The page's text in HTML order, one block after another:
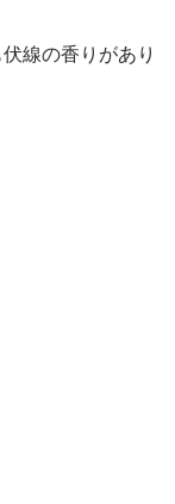
線の香りがあり